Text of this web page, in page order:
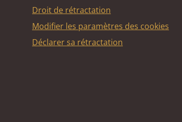
Droit de rétractation
Modifier les paramètres des cookies
Déclarer sa rétractation